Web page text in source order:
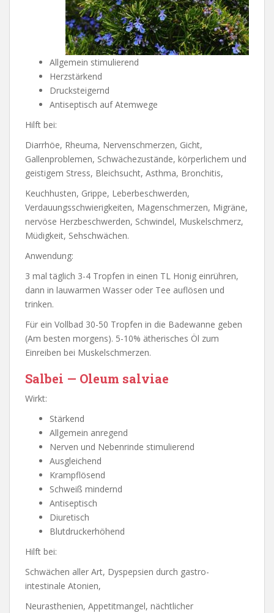
Allgemein stimulierend
Herzstärkend
Drucksteigernd
Antiseptisch auf Atemwege
Hilft bei:
Diarrhöe, Rheuma, Nervenschmerzen, Gicht,
Gallenproblemen, Schwächezustände, körperlichem und
geistigem Stress, Bleichsucht, Asthma, Bronchitis,
Keuchhusten, Grippe, Leberbeschwerden,
Verdauungsschwierigkeiten, Magenschmerzen, Migräne,
nervöse Herzbeschwerden, Schwindel, Muskelschmerz,
Müdigkeit, Sehschwächen.
Anwendung:
3 mal täglich 3-4 Tropfen in einen TL Honig einrühren,
dann in lauwarmen Wasser oder Tee auflösen und
trinken.
Für ein Vollbad 30-50 Tropfen in die Badewanne geben
(Am besten morgens). 5-10% ätherisches Öl zum
Einreiben bei Muskelschmerzen.
Salbei — Oleum salviae
Wirkt:
Stärkend
Allgemein anregend
Nerven und Nebenrinde stimulierend
Ausgleichend
Krampflösend
Schweiß mindernd
Antiseptisch
Diuretisch
Blutdruckerhöhend
Hilft bei:
Schwächen aller Art, Dyspepsien durch gastro-
intestinale Atonien,
Neurasthenien, Appetitmangel, nächtlicher